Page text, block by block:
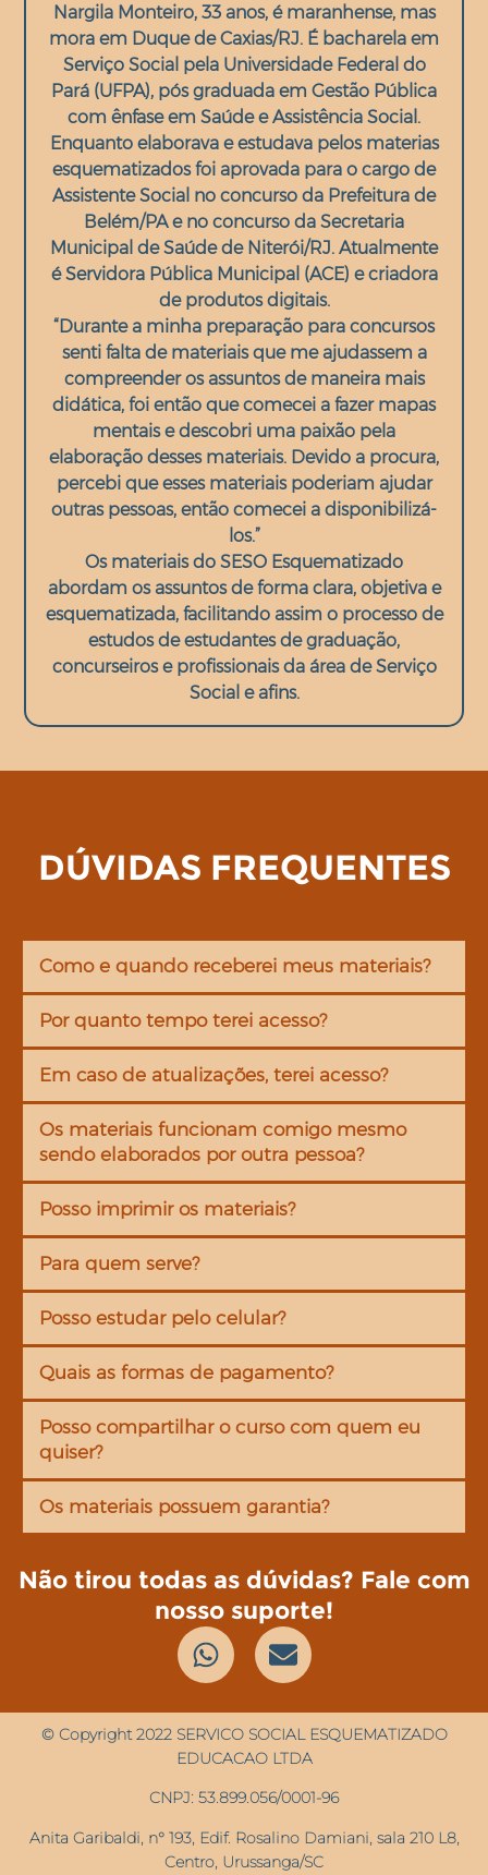
Nargila Monteiro, 33 anos, é maranhense, mas
mora em Duque de Caxias/RJ. É bacharela em
Serviço Social pela Universidade Federal do
Pará (UFPA), pós graduada em Gestão Pública
com ênfase em Saúde e Assistência Social.
Enquanto elaborava e estudava pelos materias
esquematizados foi aprovada para o cargo de
Assistente Social no concurso da Prefeitura de
Belém/PA e no concurso da Secretaria
Municipal de Saúde de Niterói/RJ. Atualmente
é Servidora Pública Municipal (ACE) e criadora
de produtos digitais.
“Durante a minha preparação para concursos
senti falta de materiais que me ajudassem a
compreender os assuntos de maneira mais
didática, foi então que comecei a fazer mapas
mentais e descobri uma paixão pela
elaboração desses materiais. Devido a procura,
percebi que esses materiais poderiam ajudar
outras pessoas, então comecei a disponibilizá-
los.”
Os materiais do SESO Esquematizado
abordam os assuntos de forma clara, objetiva e
esquematizada, facilitando assim o processo de
estudos de estudantes de graduação,
concurseiros e profissionais da área de Serviço
Social e afins.
DÚVIDAS FREQUENTES
Como e quando receberei meus materiais?
Por quanto tempo terei acesso?
Em caso de atualizações, terei acesso?
Os materiais funcionam comigo mesmo
sendo elaborados por outra pessoa?
Posso imprimir os materiais?
Para quem serve?
Posso estudar pelo celular?
Quais as formas de pagamento?
Posso compartilhar o curso com quem eu
quiser?
Os materiais possuem garantia?
Não tirou todas as dúvidas? Fale com
nosso suporte!
© Copyright 2022 SERVICO SOCIAL ESQUEMATIZADO
EDUCACAO LTDA
CNPJ: 53.899.056/0001-96
Anita Garibaldi, n° 193, Edif. Rosalino Damiani, sala 210 L8,
Centro, Urussanga/SC